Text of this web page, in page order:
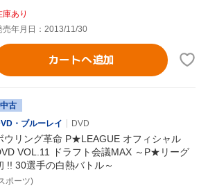
庫あり
売年月日：2013/11/30
カートへ追加
中古
・ブルーレイ
DVD
ウリング革命 P★LEAGUE オフィシャル
VOL.11 ドラフト会議MAX ～P★リーグ
!! 30選手の白熱バトル～
ポーツ)